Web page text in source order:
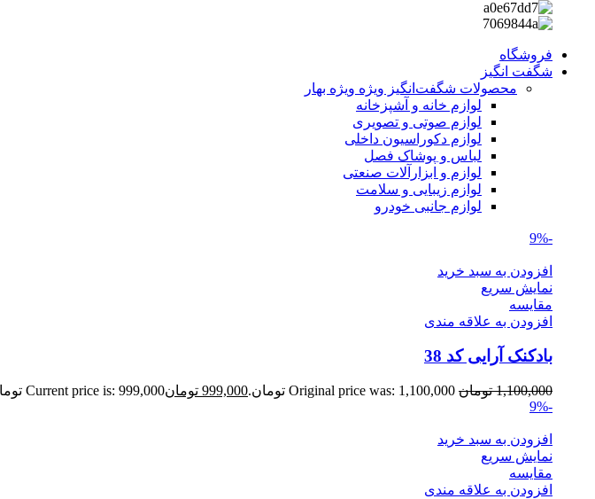
فروشگاه
شگفت انگیز
محصولات شگفت‌انگیز ویژه ویژه بهار
لوازم خانه و آشپزخانه
لوازم صوتی و تصویری
لوازم دکوراسیون داخلی
لباس و پوشاک فصل
لوازم و ابزارآلات صنعتی
لوازم زیبایی و سلامت
لوازم جانبی خودرو
-9%
افزودن به سبد خرید
نمایش سریع
مقايسه
افزودن به علاقه مندی
بادکنک آرایی کد 38
1,100,000 تومان Original price was: 1,100,000 تومان. 999,000 تومانCurrent price is: 999,000 تومان.
-9%
افزودن به سبد خرید
نمایش سریع
مقايسه
افزودن به علاقه مندی